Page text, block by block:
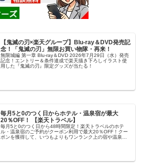
【鬼滅の刃×楽天グループ】Blu-ray＆DVD発売記
念！「鬼滅の刃」無限お買い物隊・再来！
無限城編 第一章 Blu-ray＆DVD 2026年7月29日（水）発売
記念！エントリー＆条件達成で楽天描き下ろしイラスト使
用した『鬼滅の刃』限定グッズが当たる！
毎月5と0のつく日からホテル・温泉宿が最大
20％OFF！ 【楽天トラベル】
毎月5と0のつく日から48時間限定！楽天トラベルのホテ
ル・温泉宿のご予約がクーポン利用で最大20％OFF！クー
ポンを獲得して、いつもよりもワンランク上の宿や温泉宿